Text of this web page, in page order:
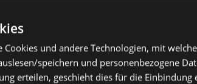
und andere Technologien, mit
speichern und personenbezogene
erteilen, geschieht dies für die Einbindung